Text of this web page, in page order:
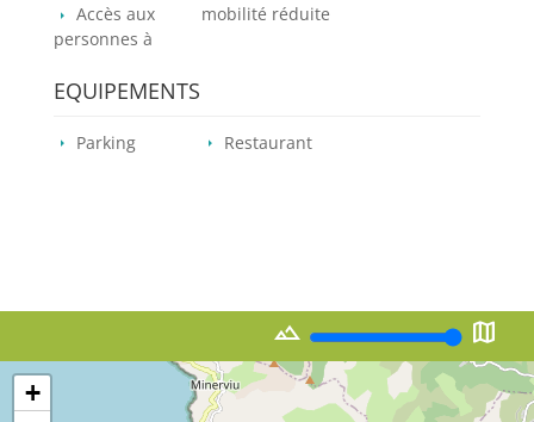
Accès aux
personnes à
mobilité réduite
EQUIPEMENTS
Parking Restaurant
landscape map
+